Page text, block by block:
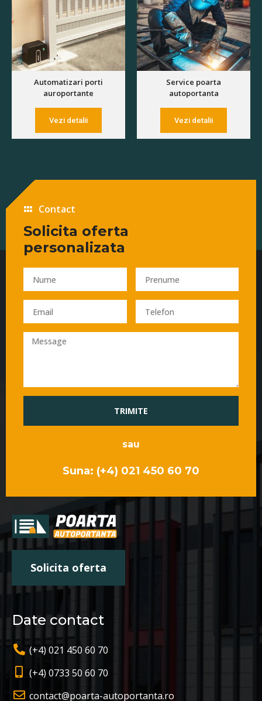
Automatizari porti
auroportante
Vezi detalii
Service poarta
autoportanta
Vezi detalii
Solicita oferta
Date contact
(+4) 021 450 60 70
(+4) 0733 50 60 70
contact@poarta-autoportanta.ro
Contact
Solicita oferta
personalizata
TRIMITE
sau
Suna: (+4) 021 450 60 70